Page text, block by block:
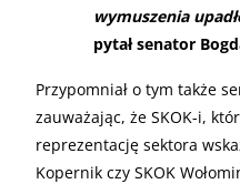
wymuszenia
pytał senator
Przypomniał o tym także
zauważając, że SKOK-i,
reprezentację sektora
Kopernik czy SKOK